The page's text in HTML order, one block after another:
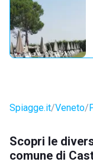
Spiagge.it Veneto
Scopri le
comune di